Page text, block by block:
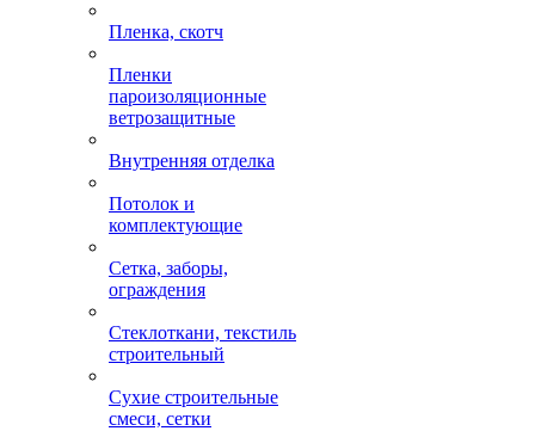
Пленка, скотч
Пленки
пароизоляционные
ветрозащитные
Внутренняя отделка
Потолок и
комплектующие
Сетка, заборы,
ограждения
Стеклоткани, текстиль
строительный
Сухие строительные
смеси, сетки